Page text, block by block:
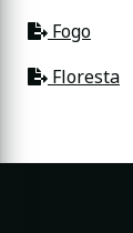
Fogo
Floresta